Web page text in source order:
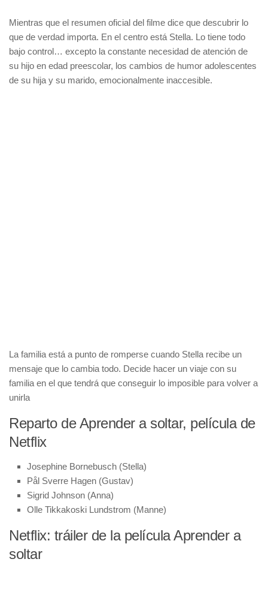
Mientras que el resumen oficial del filme dice que descubrir lo
que de verdad importa. En el centro está Stella. Lo tiene todo
bajo control… excepto la constante necesidad de atención de
su hijo en edad preescolar, los cambios de humor adolescentes
de su hija y su marido, emocionalmente inaccesible.
La familia está a punto de romperse cuando Stella recibe un
mensaje que lo cambia todo. Decide hacer un viaje con su
familia en el que tendrá que conseguir lo imposible para volver a
unirla
Reparto de Aprender a soltar, película de
Netflix
Josephine Bornebusch (Stella)
Pål Sverre Hagen (Gustav)
Sigrid Johnson (Anna)
Olle Tikkakoski Lundstrom (Manne)
Netflix: tráiler de la película Aprender a
soltar